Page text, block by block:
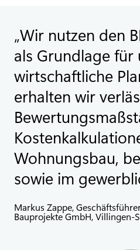
Wir nutzen den
als Grundlage für
wirtschaftliche
erhalten wir
Wohnungsbau,
sowie im
Markus Zappe,
Bauprojekte GmbH, Villingen-